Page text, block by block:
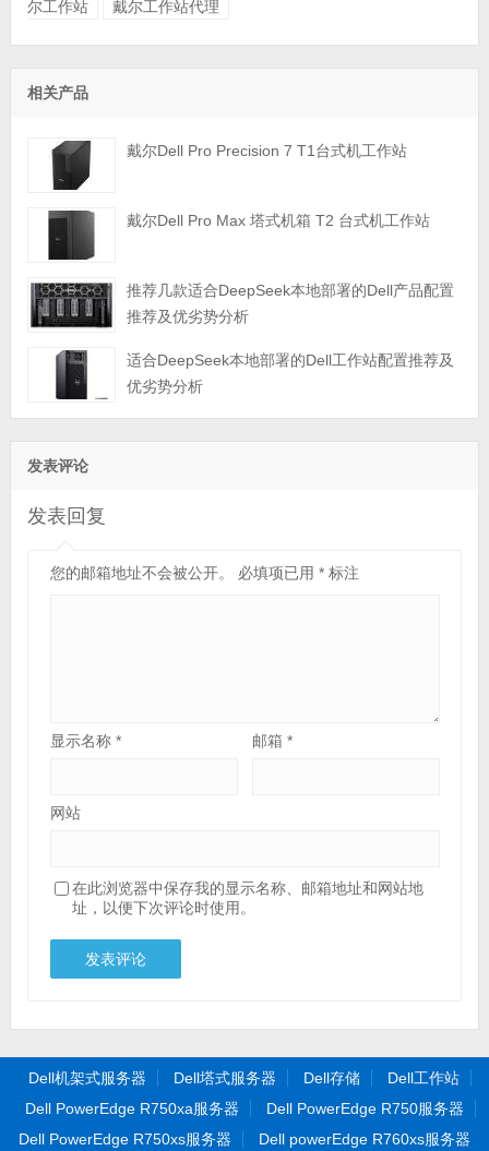
尔工作站
戴尔工作站代理
相关产品
戴尔Dell Pro Precision 7 T1台式机工作站
戴尔Dell Pro Max 塔式机箱 T2 台式机工作站
推荐几款适合DeepSeek本地部署的Dell产品配置
推荐及优劣势分析
适合DeepSeek本地部署的Dell工作站配置推荐及
优劣势分析
发表评论
发表回复
您的邮箱地址不会被公开。 必填项已用 *标注
显示名称 * 邮箱*
网站
在此浏览器中保存我的显示名称、邮箱地址和网站地
址，以便下次评论时使用。
Dell机架式服务器 Dell塔式服务器 Dell存储
Dell工作站
Dell PowerEdge R750xa服务器
Dell PowerEdge R750服务器
Dell PowerEdge R750xs服务器
Dell powerEdge R760xs服务器